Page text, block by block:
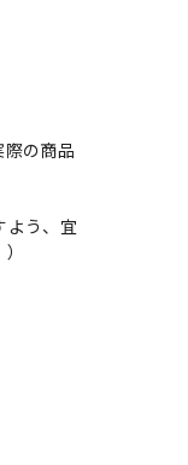
の商品
よう、宜